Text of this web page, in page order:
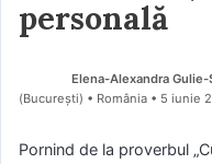
personală
Elena-Alexandra Gulie-
(Bucureşti) • România
5 iunie
Pornind de la proverbul